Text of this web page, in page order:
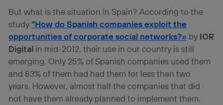
But what is the situation in Spain? According to the
study“How do Spanish companies exploit the
opportunities of corporate social networks?» by IOR
Digital in mid-2012, their use in our country is still
emerging. Only 25% of Spanish companies used them
and 83% of them had had them for less than two
years. However, almost half the companies that did
not have them already planned to implement them.